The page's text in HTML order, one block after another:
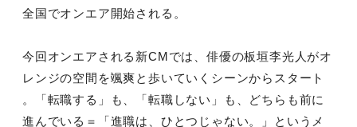
全国でオンエア開始される。
今回オンエアされる新CMでは、俳優の板垣李光人がオ
レンジの空間を颯爽と歩いていくシーンからスタート
。「転職する」も、「転職しない」も、どちらも前に
進んでいる＝「進職は、ひとつじゃない。」というメ